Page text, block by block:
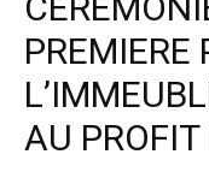
PREMIERE
AU